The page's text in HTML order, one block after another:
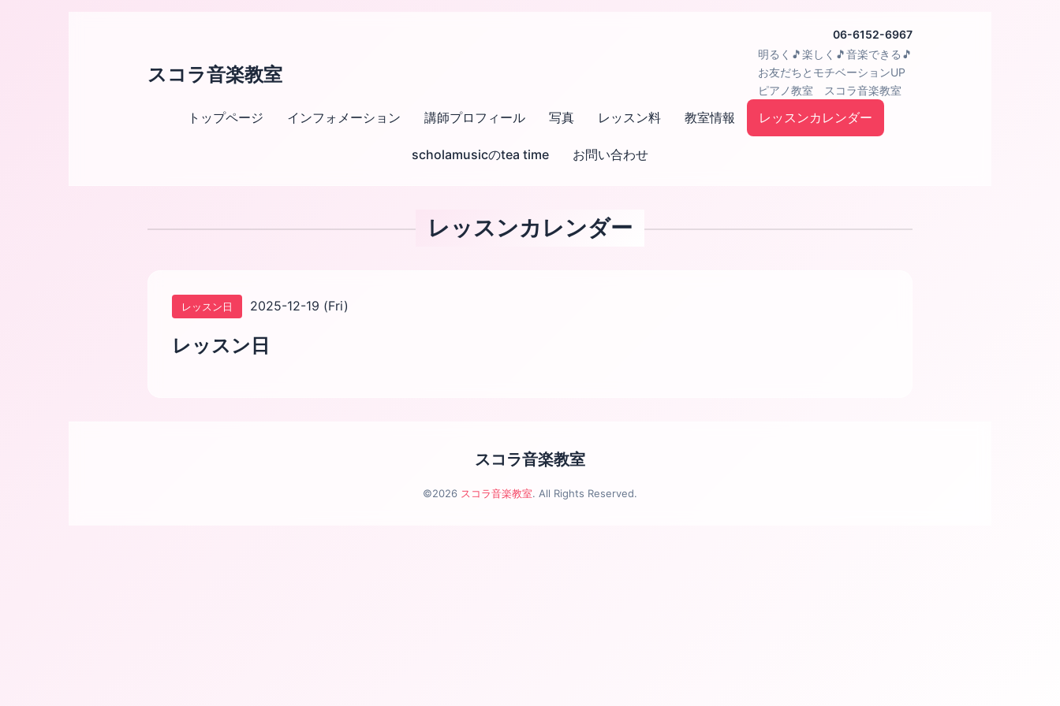
06-6152-6967
スコラ音楽教室
明るく🎵楽しく🎵音楽できる🎵
お友だちとモチベーションUP
ピアノ教室 スコラ音楽教室
トップページ インフォメーション 講師プロフィール 写真 レッスン料 教室情報 レッスンカレンダー
scholamusicのtea time お問い合わせ
レッスンカレンダー
レッスン日 2025-12-19 (Fri)
レッスン日
スコラ音楽教室
©2026 スコラ音楽教室. All Rights Reserved.